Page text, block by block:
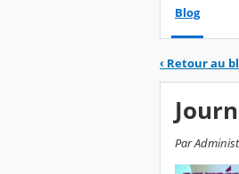
Blog
‹ Retour au
Par